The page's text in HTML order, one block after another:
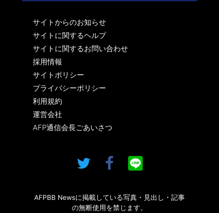
サイトからのお知らせ
サイトに関するヘルプ
サイトに関するお問い合わせ
採用情報
サイトポリシー
プライバシーポリシー
利用規約
運営会社
AFP通信会長ごあいさつ
AFPBB Newsに掲載している写真・見出し・記事
の無断使用を禁じます。